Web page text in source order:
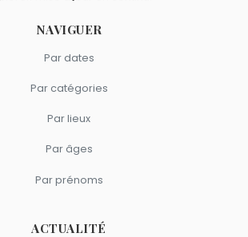
NAVIGUER
Par dates
Par catégories
Par lieux
Par âges
Par prénoms
ACTUALITÉ